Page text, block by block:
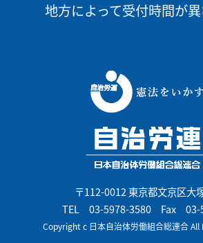
地方によって受付時間が異
〒112-0012 東京都文京区大
TEL 03-5978-3580Fax 03-
Copyright c 日本自治体労働組合総連合